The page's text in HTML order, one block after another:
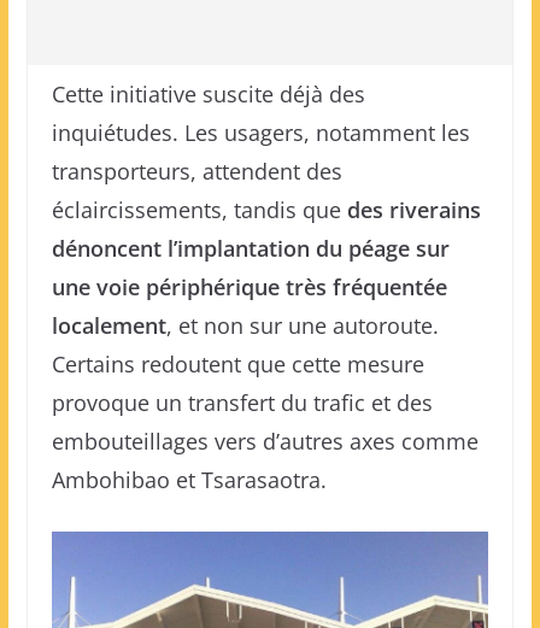
Cette initiative suscite déjà des
inquiétudes. Les usagers, notamment les
transporteurs, attendent des
éclaircissements, tandis que des riverains
dénoncent l’implantation du péage sur
une voie périphérique très fréquentée
localement, et non sur une autoroute.
Certains redoutent que cette mesure
provoque un transfert du trafic et des
embouteillages vers d’autres axes comme
Ambohibao et Tsarasaotra.